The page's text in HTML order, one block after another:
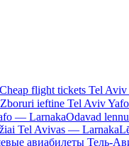
Cheap flight tickets Tel
Zboruri ieftine Tel Aviv
— LarnakaOdavad
Tel Avivas — Larnaka
авиабилеты Тель-